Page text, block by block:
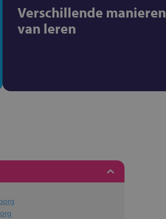
Verschillende manieren
van leren